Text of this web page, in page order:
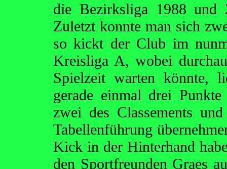
die Bezirksliga 1988 und
Zuletzt konnte man sich
so kickt der Club im
Kreisliga A, wobei
Spielzeit warten könnte,
gerade einmal drei
zwei des Classements
Tabellenführung
Kick in der Hinterhand
den Sportfreunden Graes